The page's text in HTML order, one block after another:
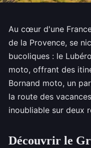
Au cœur d'une
de la Provence, se
bucoliques : le
moto, offrant des
Bornand moto, un
la route des
inoubliable sur deux
Découvrir le